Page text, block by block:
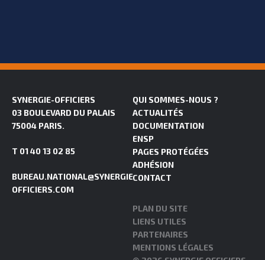
SYNERGIE-OFFICIERS
03 BOULEVARD DU PALAIS
75004 PARIS.
T 01 40 13 02 85
BUREAU.NATIONAL@SYNERGIE-
OFFICIERS.COM
QUI SOMMES-NOUS ?
ACTUALITÉS
DOCUMENTATION
ENSP
PAGES PROTÉGÉES
ADHÉSION
CONTACT
PLAN DU SITE
LIENS UTILES
PARTENAIRES
MENTIONS LÉGALES